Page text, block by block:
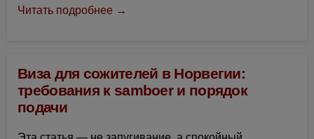
Читать подробнее →
Виза для сожителей в Норвегии:
требования к samboer и порядок
подачи